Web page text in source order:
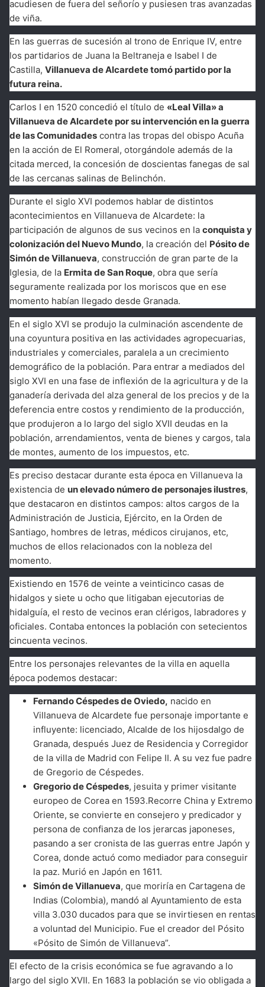
acudiesen de fuera del señorío y pusiesen tras avanzadas
de viña.
En las guerras de sucesión al trono de Enrique IV, entre
los partidarios de Juana la Beltraneja e Isabel I de
Castilla, Villanueva de Alcardete tomó partido por la
futura reina.
Carlos I en 1520 concedió el título de «Leal Villa» a
Villanueva de Alcardete por su intervención en la guerra
de las Comunidades contra las tropas del obispo Acuña
en la acción de El Romeral, otorgándole además de la
citada merced, la concesión de doscientas fanegas de sal
de las cercanas salinas de Belinchón.
Durante el siglo XVI podemos hablar de distintos
acontecimientos en Villanueva de Alcardete: la
participación de algunos de sus vecinos en la conquista y
colonización del Nuevo Mundo, la creación del Pósito de
Simón de Villanueva, construcción de gran parte de la
Iglesia, de la Ermita de San Roque, obra que sería
seguramente realizada por los moriscos que en ese
momento habían llegado desde Granada.
En el siglo XVI se produjo la culminación ascendente de
una coyuntura positiva en las actividades agropecuarias,
industriales y comerciales, paralela a un crecimiento
demográfico de la población. Para entrar a mediados del
siglo XVI en una fase de inflexión de la agricultura y de la
ganadería derivada del alza general de los precios y de la
deferencia entre costos y rendimiento de la producción,
que produjeron a lo largo del siglo XVII deudas en la
población, arrendamientos, venta de bienes y cargos, tala
de montes, aumento de los impuestos, etc.
Es preciso destacar durante esta época en Villanueva la
existencia de un elevado número de personajes ilustres,
que destacaron en distintos campos: altos cargos de la
Administración de Justicia, Ejército, en la Orden de
Santiago, hombres de letras, médicos cirujanos, etc,
muchos de ellos relacionados con la nobleza del
momento.
Existiendo en 1576 de veinte a veinticinco casas de
hidalgos y siete u ocho que litigaban ejecutorias de
hidalguía, el resto de vecinos eran clérigos, labradores y
oficiales. Contaba entonces la población con setecientos
cincuenta vecinos.
Entre los personajes relevantes de la villa en aquella
época podemos destacar:
Fernando Céspedes de Oviedo, nacido en
Villanueva de Alcardete fue personaje importante e
influyente: licenciado, Alcalde de los hijosdalgo de
Granada, después Juez de Residencia y Corregidor
de la villa de Madrid con Felipe II. A su vez fue padre
de Gregorio de Céspedes.
Gregorio de Céspedes, jesuita y primer visitante
europeo de Corea en 1593.Recorre China y Extremo
Oriente, se convierte en consejero y predicador y
persona de confianza de los jerarcas japoneses,
pasando a ser cronista de las guerras entre Japón y
Corea, donde actuó como mediador para conseguir
la paz. Murió en Japón en 1611.
Simón de Villanueva, que moriría en Cartagena de
Indias (Colombia), mandó al Ayuntamiento de esta
villa 3.030 ducados para que se invirtiesen en rentas
a voluntad del Municipio. Fue el creador del Pósito
«Pósito de Simón de Villanueva”.
El efecto de la crisis económica se fue agravando a lo
largo del siglo XVII. En 1683 la población se vio obligada a